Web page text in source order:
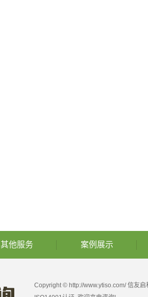
其他服务 案例展示
Copyright © http://www.ytiso.com/ 信友